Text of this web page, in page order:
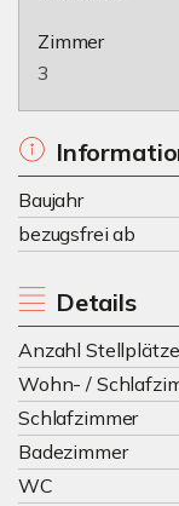
Zimmer
3
Baujahr
bezugsfrei ab
Details
Anzahl Stellplätze
Wohn- /
Schlafzimmer
Badezimmer
WC